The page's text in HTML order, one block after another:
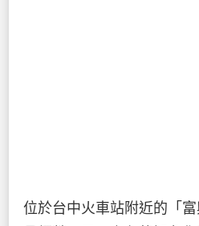
位於台中火車站附近的「